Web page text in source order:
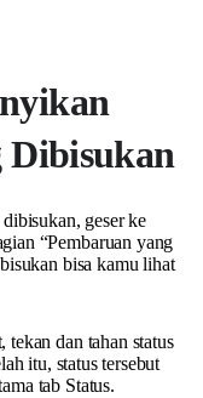
Dibisukan
geser ke
“Pembaruan yang
bisa kamu lihat
dan tahan status
itu, status tersebut
tab Status.